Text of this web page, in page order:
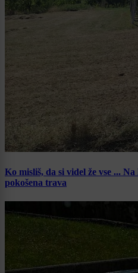
Ko misliš, da si videl že vse ...
pokošena trava